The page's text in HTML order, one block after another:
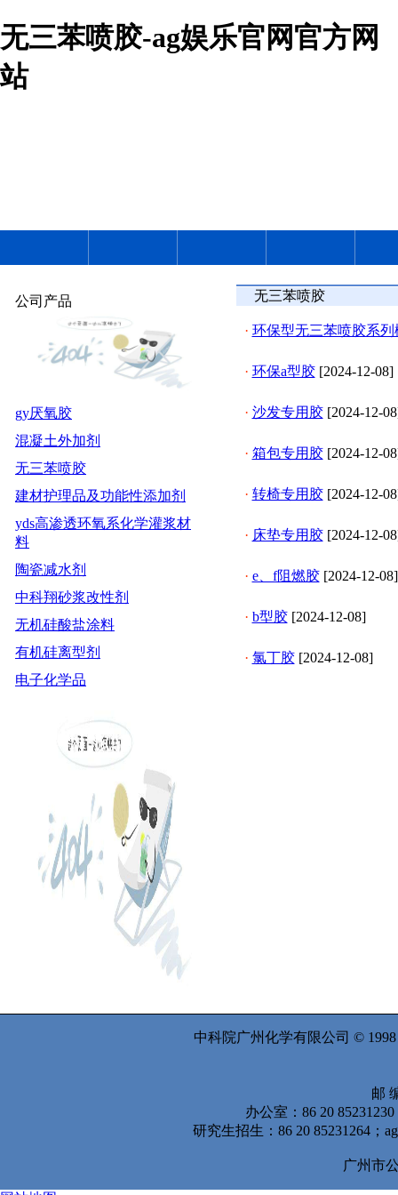
无三苯喷胶-ag娱乐官网官方网
站
公司产品
gy厌氧胶
混凝土外加剂
无三苯喷胶
建材护理品及功能性添加剂
yds高渗透环氧系化学灌浆材
料
陶瓷减水剂
中科翔砂浆改性剂
无机硅酸盐涂料
有机硅离型剂
电子化学品
无三苯喷胶
· 环保型无三苯喷胶系列
· 环保a型胶[2024-12-08]
· 沙发专用胶[2024-12-
· 箱包专用胶[2024-12-
· 转椅专用胶[2024-12-
· 床垫专用胶[2024-12-
· e、f阻燃胶[2024-12-08]
· b型胶[2024-12-08]
· 氯丁胶[2024-12-08]
中科院广州化学有限公司 ©
邮
办公室：86 20
研究生招生：86 20 85231264；
广州市